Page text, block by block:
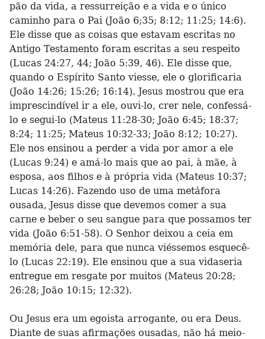
pão da vida, a ressurreição e a vida e o único
caminho para o Pai (João 6;35; 8:12; 11:25; 14:6).
Ele disse que as coisas que estavam escritas no
Antigo Testamento foram escritas a seu respeito
(Lucas 24:27, 44; João 5:39, 46). Ele disse que,
quando o Espírito Santo viesse, ele o glorificaria
(João 14:26; 15:26; 16:14). Jesus mostrou que era
imprescindível ir a ele, ouvi-lo, crer nele, confessá-
lo e segui-lo (Mateus 11:28-30; João 6:45; 18:37;
8:24; 11:25; Mateus 10:32-33; João 8:12; 10:27).
Ele nos ensinou a perder a vida por amor a ele
(Lucas 9:24) e amá-lo mais que ao pai, à mãe, à
esposa, aos filhos e à própria vida (Mateus 10:37;
Lucas 14:26). Fazendo uso de uma metáfora
ousada, Jesus disse que devemos comer a sua
carne e beber o seu sangue para que possamos ter
vida (João 6:51-58). O Senhor deixou a ceia em
memória dele, para que nunca viéssemos esquecê-
lo (Lucas 22:19). Ele ensinou que a sua vidaseria
entregue em resgate por muitos (Mateus 20:28;
26:28; João 10:15; 12:32).
Ou Jesus era um egoista arrogante, ou era Deus.
Diante de suas afirmações ousadas, não há meio-